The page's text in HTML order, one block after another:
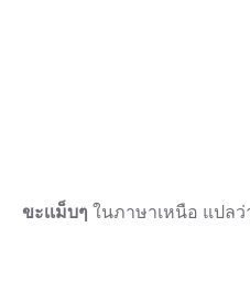
ขะเเม็บๆ ในภาษาเหนือ แปลว่